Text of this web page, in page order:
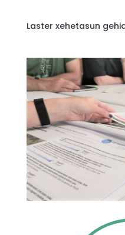
Laster xehetasun